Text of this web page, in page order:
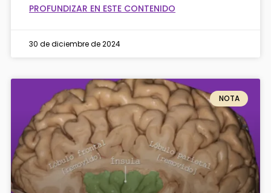
PROFUNDIZAR EN ESTE CONTENIDO
30 de diciembre de 2024
NOTA